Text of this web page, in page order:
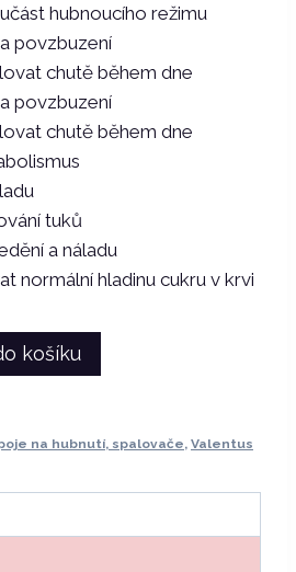
hubnoucího režimu
povzbuzení
chutě během dne
povzbuzení
chutě během dne
tuků
a náladu
normální hladinu cukru v krvi
košíku
na hubnutí, spalovače, Valentus